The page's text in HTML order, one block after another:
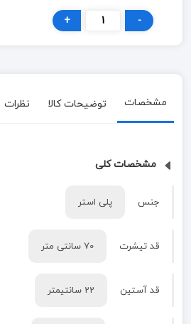
-
+
مشخصات توضیحات کالا نظرات
مشخصات کلی
جنس پلی استر
قد تیشرت 70 سانتی متر
قد آستین 22 سانتیمتر